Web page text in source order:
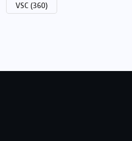
VSC (360)